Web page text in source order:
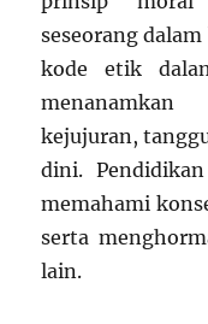
seseorang
kode etik
kejujuran,
dini.
memahami
serta
lain.